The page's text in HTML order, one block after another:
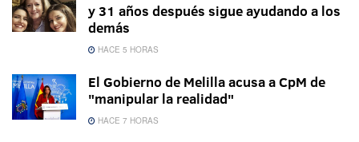
y 31 años después sigue ayudando a los
demás
HACE 5 HORAS
El Gobierno de Melilla acusa a CpM de
"manipular la realidad"
HACE 7 HORAS